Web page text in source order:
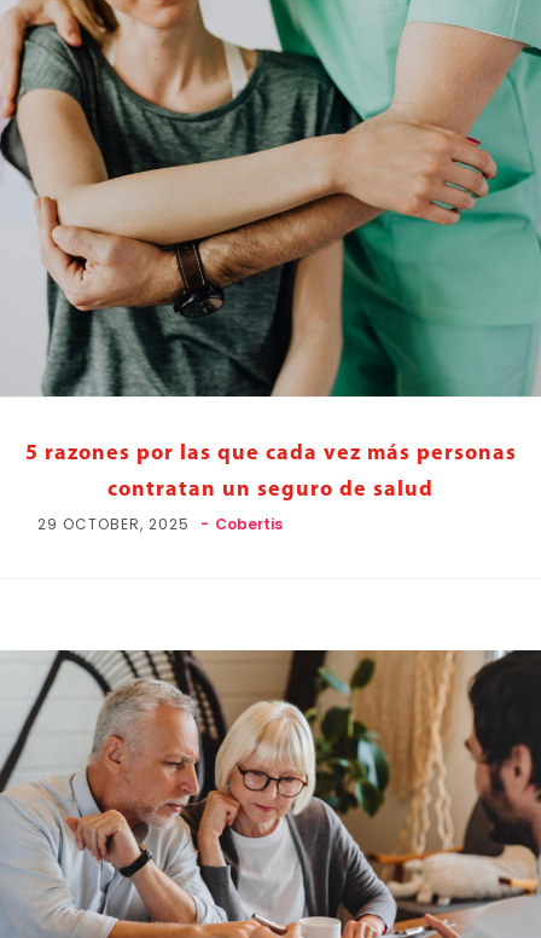
5 razones por las que cada vez más personas
contratan un seguro de salud
29 OCTOBER, 2025 Cobertis